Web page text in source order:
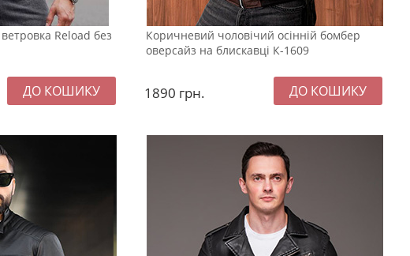
Reload без
Коричневий чоловічий осінній бомбер
оверсайз на блискавці К-1609
1890 грн.